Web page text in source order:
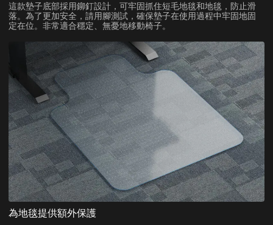
這款墊子底部採用鉚釘設計，可牢固抓住短毛地毯和地毯，防止滑
落。為了更加安全，請用腳測試，確保墊子在使用過程中牢固地固
定在位。非常適合穩定、無憂地移動椅子。
為地毯提供額外保護